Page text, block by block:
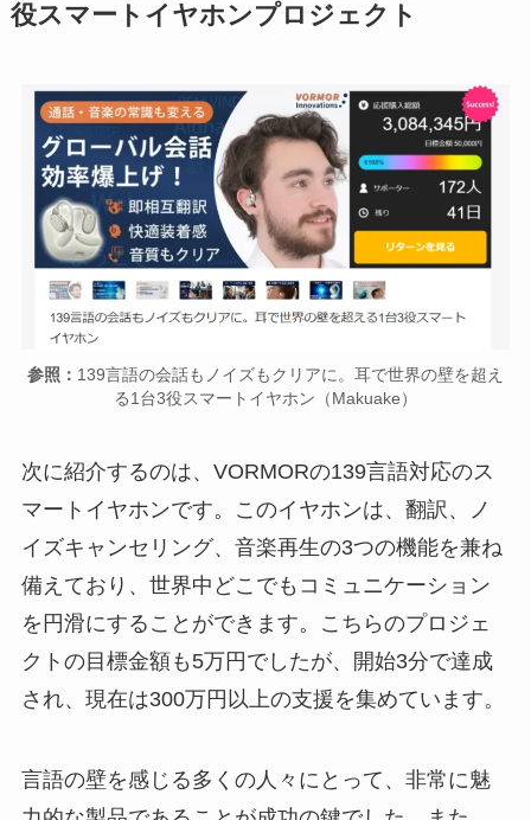
役スマートイヤホンプロジェクト
参照： 139言語の会話もノイズもクリアに。耳で世界の壁を超え
る1台3役スマートイヤホン（Makuake）
次に紹介するのは、VORMORの139言語対応のス
マートイヤホンです。このイヤホンは、翻訳、ノ
イズキャンセリング、音楽再生の3つの機能を兼ね
備えており、世界中どこでもコミュニケーション
を円滑にすることができます。こちらのプロジェ
クトの目標金額も5万円でしたが、開始3分で達成
され、現在は300万円以上の支援を集めています。
言語の壁を感じる多くの人々にとって、非常に魅